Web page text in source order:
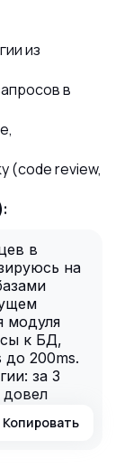
из
в
(code review,
в
на
модуля
к БД,
до 200ms.
за 3
довел
сложные
Копировать